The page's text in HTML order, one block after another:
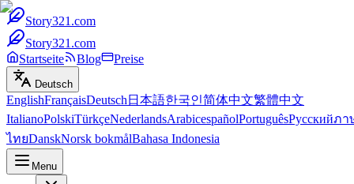
Story321.com
Story321.com
Startseite
Blog Preise
Deutsch
EnglishFrançaisDeutsch 日本語한국인简体中文繁體中文
ItalianoPolskiTürkçeNederlandsArabicespañolPortuguêsРусскийภา
ไทยDanskNorsk bokmålBahasa Indonesia
Menu